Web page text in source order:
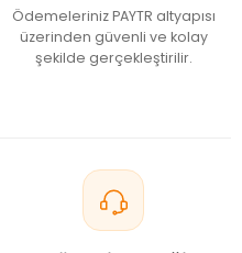
Ödemeleriniz PAYTR altyapısı
üzerinden güvenli ve kolay
şekilde gerçekleştirilir.